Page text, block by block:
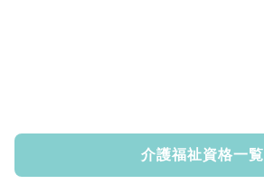
介護福祉資格一覧